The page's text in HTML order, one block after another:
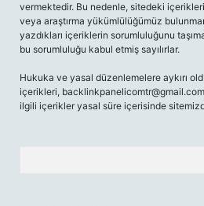
vermektedir. Bu nedenle, sitedeki
veya araştırma yükümlülüğümüz
yazdıkları içeriklerin sorumluluğunu
bu sorumluluğu kabul etmiş sayılırlar.
Hukuka ve yasal düzenlemelere aykırı
içerikleri, backlinkpanelicomtr@gmail.com
ilgili içerikler yasal süre içerisinde